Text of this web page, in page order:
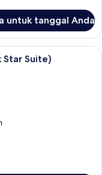
untuk tanggal Anda
Asap Rokok (Future
Star Suite)